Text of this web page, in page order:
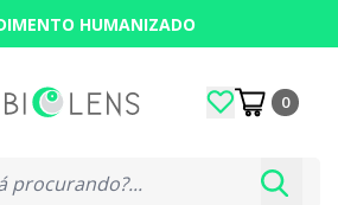
HUMANIZADO
0